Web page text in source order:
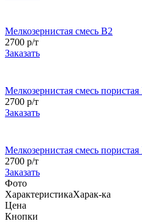
Мелкозернистая смесь В2
2700 р/т
Заказать
Мелкозернистая смесь
2700 р/т
Заказать
Мелкозернистая смесь
2700 р/т
Заказать
Фото
ХарактеристикаХарак-ка
Цена
Кнопки